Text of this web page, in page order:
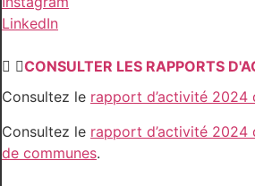
LinkedIn
CONSULTER LES RAPPORTS
Consultez le rapport d’activité 2024
Consultez le rapport d’activité 2024
de communes.